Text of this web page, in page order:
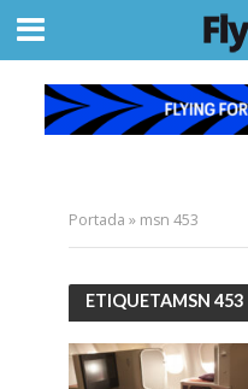
Portada » msn 453
ETIQUETAMSN 453